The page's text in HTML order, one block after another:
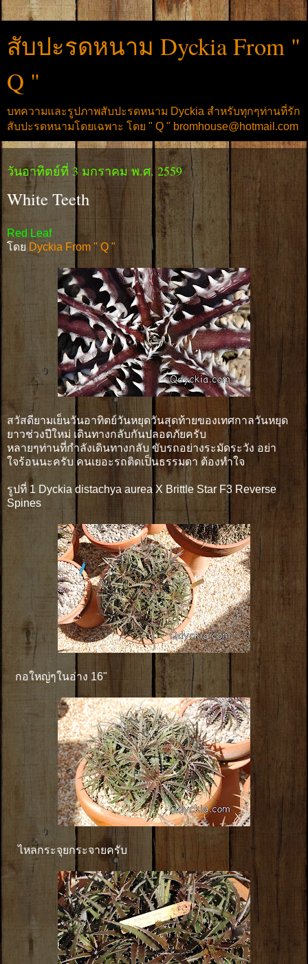
สับปะรดหนาม Dyckia From "
Q "
บทความและรูปภาพสับปะรดหนาม Dyckia สำหรับทุกๆท่านที่รัก
สับปะรดหนามโดยเฉพาะ โดย " Q " bromhouse@hotmail.com
วันอาทิตย์ที่ 3 มกราคม พ.ศ. 2559
White Teeth
Red Leaf
โดย Dyckia From " Q "
สวัสดียามเย็นวันอาทิตย์วันหยุดวันสุดท้ายของเทศกาลวันหยุด
ยาวช่วงปีใหม่ เดินทางกลับกันปลอดภัยครับ
หลายๆท่านที่กำลังเดินทางกลับ ขับรถอย่างระมัดระวัง อย่า
ใจร้อนนะครับ คนเยอะรถติดเป็นธรรมดา ต้องทำใจ
รูปที่ 1 Dyckia distachya aurea X Brittle Star F3 Reverse
Spines
กอใหญ่ๆในอ่าง 16"
ไหลกระจุยกระจายครับ